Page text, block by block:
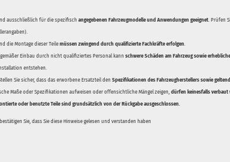
ausschließlich für die spezifisch angegebenen Fahrzeugmodelle und Anwendungen geeignet. Prüfen
die Montage dieser Teile müssen zwingend durch qualifizierte Fachkräfte erfolgen.
Einbau durch nicht qualifiziertes Personal kann schwere Schäden am Fahrzeug sowie
entstehen.
Sie sicher, dass das erworbene Ersatzteil den Spezifikationen des Fahrzeugherstellers sowie
Maße oder Spezifikationen aufweisen oder offensichtliche Mängel zeigen, dürfen keinesfalls verbaut
oder benutzte Teile sind grundsätzlich von der Rückgabe ausgeschlossen.
Sie, dass Sie diese Hinweise gelesen und verstanden haben